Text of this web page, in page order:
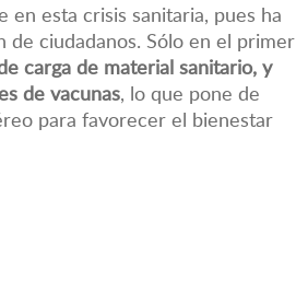
en esta crisis sanitaria, pues ha
ciudadanos. Sólo en el primer
carga de material sanitario, y
de vacunas, lo que pone de
para favorecer el bienestar